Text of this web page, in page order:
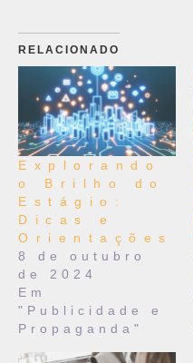
RELACIONADO
Explorando
o Brilho do
Estágio:
Dicas e
Orientações
8 de outubro
de 2024
Em
"Publicidade e
Propaganda"